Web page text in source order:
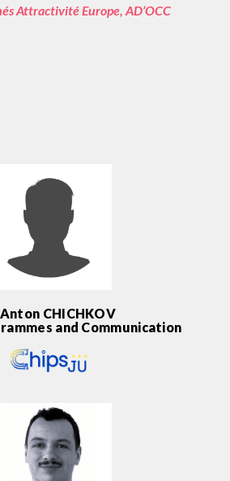
Attractivité Europe, AD’OCC
CHICHKOV
and Communication